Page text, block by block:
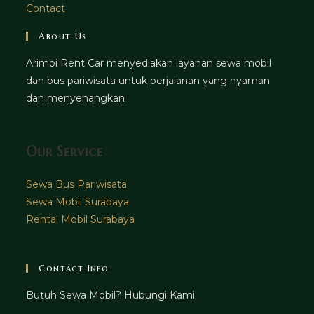
Contact
About Us
Arimbi Rent Car menyediakan layanan sewa mobil
dan bus pariwisata untuk perjalanan yang nyaman
dan menyenangkan
Our Service
Sewa Bus Pariwisata
Sewa Mobil Surabaya
Rental Mobil Surabaya
Contact Info
Butuh Sewa Mobil? Hubungi Kami